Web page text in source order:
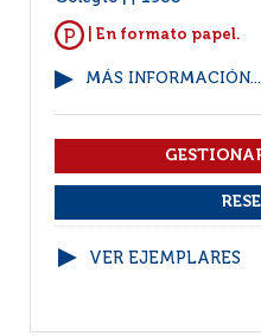
| En formato papel.
MÁS INFORMACIÓN...
VER EJEMPLARES